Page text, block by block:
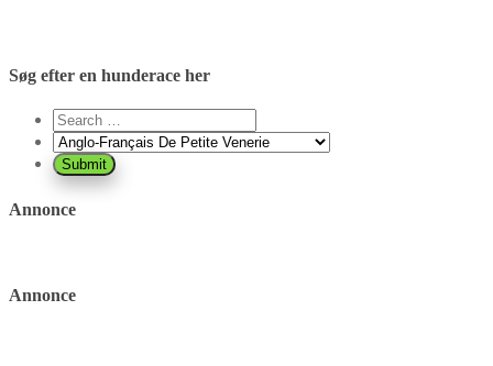
Søg efter en hunderace her
Annonce
Annonce